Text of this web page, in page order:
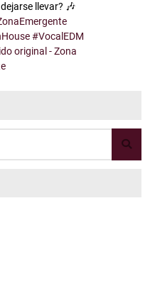
llevar? 🎶
#VocalEDM
original - Zona